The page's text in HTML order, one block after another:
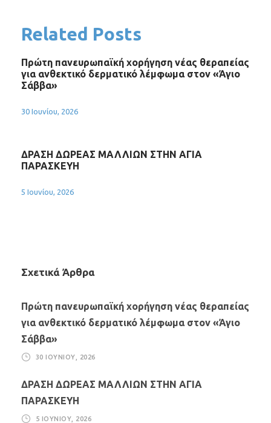
Related Posts
Πρώτη πανευρωπαϊκή χορήγηση νέας θεραπείας
για ανθεκτικό δερματικό λέμφωμα στον «Άγιο
Σάββα»
30 Ιουνίου, 2026
ΔΡΑΣΗ ΔΩΡΕΑΣ ΜΑΛΛΙΩΝ ΣΤΗΝ ΑΓΙΑ
ΠΑΡΑΣΚΕΥΗ
5 Ιουνίου, 2026
Σχετικά Άρθρα
Πρώτη πανευρωπαϊκή χορήγηση νέας θεραπείας
για ανθεκτικό δερματικό λέμφωμα στον «Άγιο
Σάββα»
30 ΙΟΥΝΊΟΥ, 2026
ΔΡΑΣΗ ΔΩΡΕΑΣ ΜΑΛΛΙΩΝ ΣΤΗΝ ΑΓΙΑ
ΠΑΡΑΣΚΕΥΗ
5 ΙΟΥΝΊΟΥ, 2026